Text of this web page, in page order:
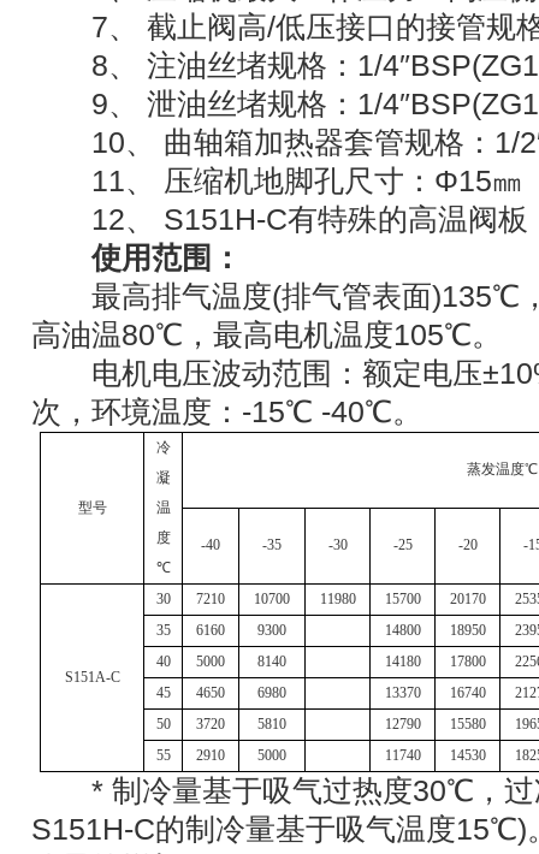
7、 截止阀高/低压接口的接管规
8、 注油丝堵规格：1/
9、 泄油丝堵规格：1/
10、 曲轴箱加热器套管规格：1/
11、 压缩机地脚孔尺寸：Φ15㎜
12、 S151H-C有特殊的高温阀板
使用范围：
最高排气温度(排气管表面)135℃
高油温80℃，最高电机温度105℃。
电机电压波动范围：额定电压
次，环境温度：-15℃ -40℃。
型号
冷
凝
温
度
℃
蒸发温度℃
-40 -35 -30 -25 -20 -
S151A-C
30 7210 10700 11980 15700 20170
35
6160 9300 14800 18950
40
5000 8140 14180 17800
45
4650 6980 13370 16740
50
3720 5810 12790 15580
55
2910 5000 11740 14530
* 制冷量基于吸气过热度30℃，过
S151H-C的制冷量基于吸气温度